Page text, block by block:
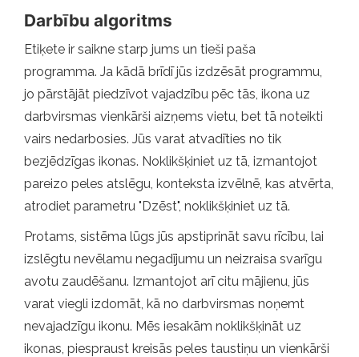
Darbību algoritms
Etiķete ir saikne starp jums un tieši paša
programma. Ja kādā brīdī jūs izdzēsāt programmu,
jo pārstājāt piedzīvot vajadzību pēc tās, ikona uz
darbvirsmas vienkārši aizņems vietu, bet tā noteikti
vairs nedarbosies. Jūs varat atvadīties no tik
bezjēdzīgas ikonas. Noklikšķiniet uz tā, izmantojot
pareizo peles atslēgu, konteksta izvēlnē, kas atvērta,
atrodiet parametru "Dzēst", noklikšķiniet uz tā.
Protams, sistēma lūgs jūs apstiprināt savu rīcību, lai
izslēgtu nevēlamu negadījumu un neizraisa svarīgu
avotu zaudēšanu. Izmantojot arī citu mājienu, jūs
varat viegli izdomāt, kā no darbvirsmas noņemt
nevajadzīgu ikonu. Mēs iesakām noklikšķināt uz
ikonas, piespraust kreisās peles taustiņu un vienkārši